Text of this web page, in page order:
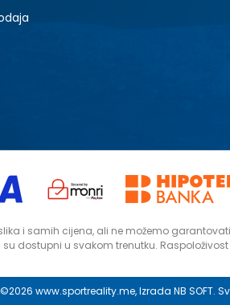
i samih cijena, ali ne možemo
dostupni u svakom trenutku.
©2026 www.sportreality.me, Izrada NB SOFT.